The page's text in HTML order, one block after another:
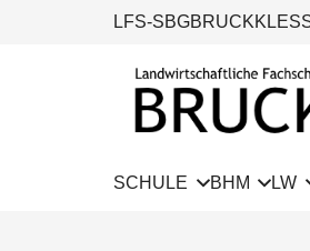
LFS-SBGBRUCK
SCHULE BHM LW